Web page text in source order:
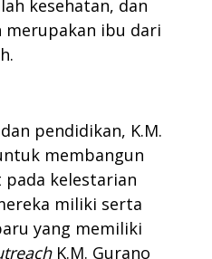
kesehatan, dan
merupakan ibu dari
pendidikan, K.M.
membangun
pada kelestarian
miliki serta
yang memiliki
K.M. Gurano